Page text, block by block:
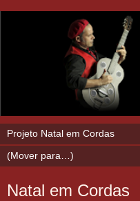
Natal em Cordas